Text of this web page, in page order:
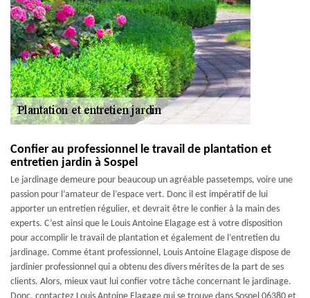
Confier au professionnel le travail de plantation et
entretien jardin à Sospel
Le jardinage demeure pour beaucoup un agréable passetemps, voire une
passion pour l’amateur de l’espace vert. Donc il est impératif de lui
apporter un entretien régulier, et devrait être le confier à la main des
experts. C’est ainsi que le Louis Antoine Elagage est à votre disposition
pour accomplir le travail de plantation et également de l’entretien du
jardinage. Comme étant professionnel, Louis Antoine Elagage dispose de
jardinier professionnel qui a obtenu des divers mérites de la part de ses
clients. Alors, mieux vaut lui confier votre tâche concernant le jardinage.